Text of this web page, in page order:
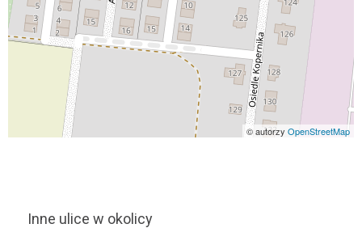
© autorzy OpenStreetMap
Inne ulice w okolicy